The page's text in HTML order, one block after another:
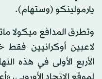
يارمولينكو (وستهام).
وتطرق المدافع ميكولا
لاعبين أوكرانيين فقط
الأربع الأولى في هذه